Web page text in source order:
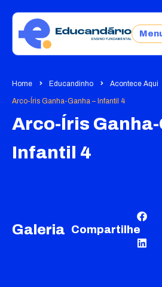
Home Educandinho Acontece Aqui
Arco-Íris Ganha-Ganha – Infantil 4
Arco-Íris Ganha-
Infantil 4
Galeria Compartilhe